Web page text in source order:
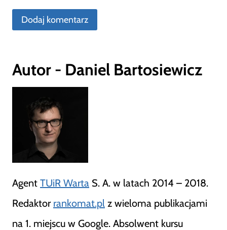
Autor - Daniel Bartosiewicz
Agent TUiR Warta S. A. w latach 2014 – 2018.
Redaktor rankomat.pl z wieloma publikacjami
na 1. miejscu w Google. Absolwent kursu